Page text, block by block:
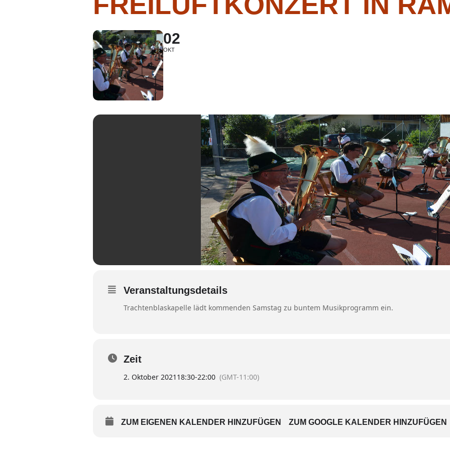
02
OKT
Veranstaltungsdetails
Trachtenblaskapelle lädt kommenden Samstag zu buntem Musikprogramm ein.
Zeit
2. Oktober 2021 18:30-22:00 (GMT-11:00)
ZUM EIGENEN KALENDER HINZUFÜGEN ZUM GOOGLE KALENDER HINZUFÜGEN